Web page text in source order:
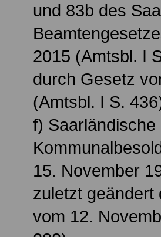
und 83b des
2015 (Amtsbl. I
durch Gesetz
(Amtsbl. I S.
f) Saarländische
15. November
zuletzt geändert
vom 12.